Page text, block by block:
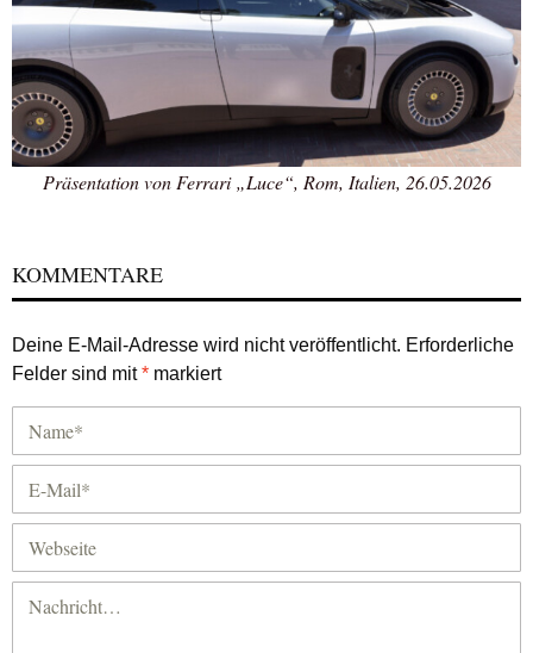
Präsentation von Ferrari „Luce“, Rom, Italien, 26.05.2026
KOMMENTARE
Deine E-Mail-Adresse wird nicht veröffentlicht. Erforderliche
Felder sind mit* markiert